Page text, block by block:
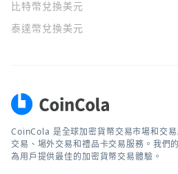
比特幣兌換美元
泰達幣兌換美元
CoinCola 是全球加密貨幣交易市場和交
交易、場外交易和禮品卡交易服務。我們
為用戶提供最佳的加密貨幣交易體驗。